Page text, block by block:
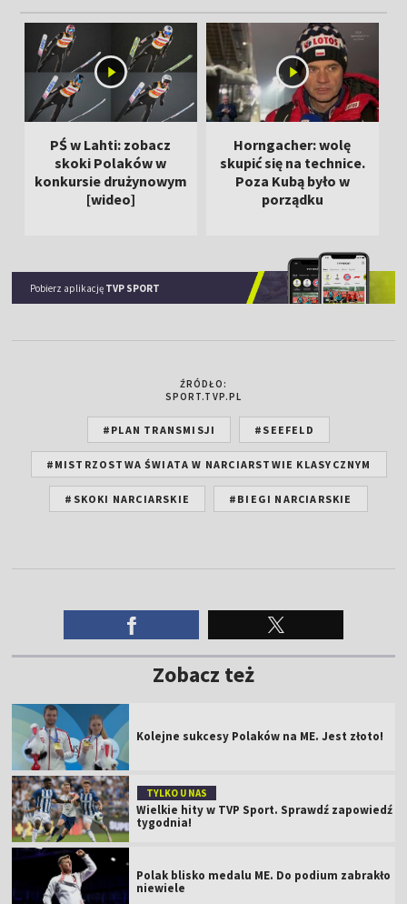
PŚ w Lahti: zobacz
skoki Polaków w
konkursie drużynowym
[wideo]
Horngacher: wolę
skupić się na technice.
Poza Kubą było w
porządku
Pobierz aplikację TVP SPORT
ŹRÓDŁO:
SPORT.TVP.PL
#PLAN TRANSMISJI #SEEFELD
#MISTRZOSTWA ŚWIATA W NARCIARSTWIE KLASYCZNYM
#SKOKI NARCIARSKIE #BIEGI NARCIARSKIE
Zobacz też
Kolejne sukcesy Polaków na ME. Jest złoto!
TYLKO U NAS
Wielkie hity w TVP Sport. Sprawdź zapowiedź
tygodnia!
Polak blisko medalu ME. Do podium zabrakło
niewiele